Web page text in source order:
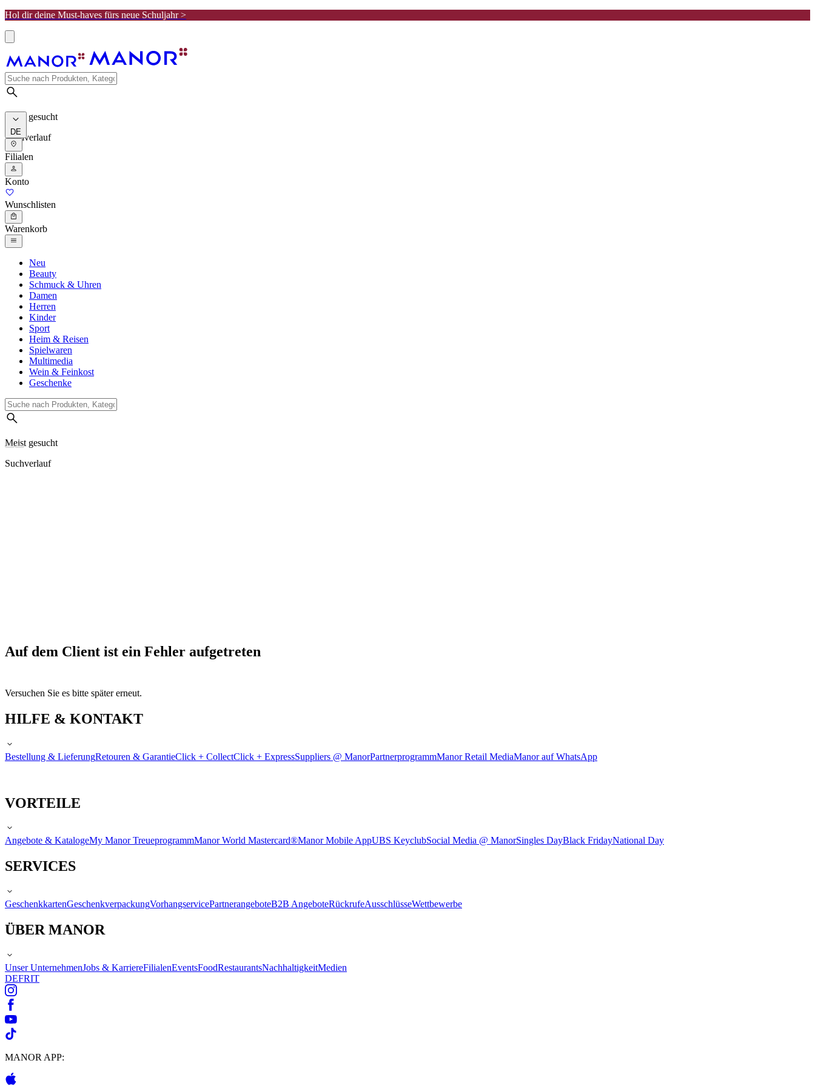
Hol dir deine Must-haves fürs neue Schuljahr >
Meist gesucht
Suchverlauf
DE
Filialen
Konto
Wunschlisten
Warenkorb
Neu
Beauty
Schmuck & Uhren
Damen
Herren
Kinder
Sport
Heim & Reisen
Spielwaren
Multimedia
Wein & Feinkost
Geschenke
Meist gesucht
Suchverlauf
Auf dem Client ist ein Fehler aufgetreten
Versuchen Sie es bitte später erneut.
HILFE & KONTAKT
Bestellung & LieferungRetouren & GarantieClick + CollectClick + ExpressSuppliers @ ManorPartnerprogrammManor Retail MediaManor auf WhatsApp
VORTEILE
Angebote & KatalogeMy Manor TreueprogrammManor World Mastercard®Manor Mobile AppUBS KeyclubSocial Media @ ManorSingles DayBlack FridayNational Day
SERVICES
GeschenkkartenGeschenkverpackungVorhangservicePartnerangeboteB2B AngeboteRückrufeAusschlüsseWettbewerbe
ÜBER MANOR
Unser UnternehmenJobs & KarriereFilialenEventsFoodRestaurantsNachhaltigkeitMedien
DEFRIT
MANOR APP: